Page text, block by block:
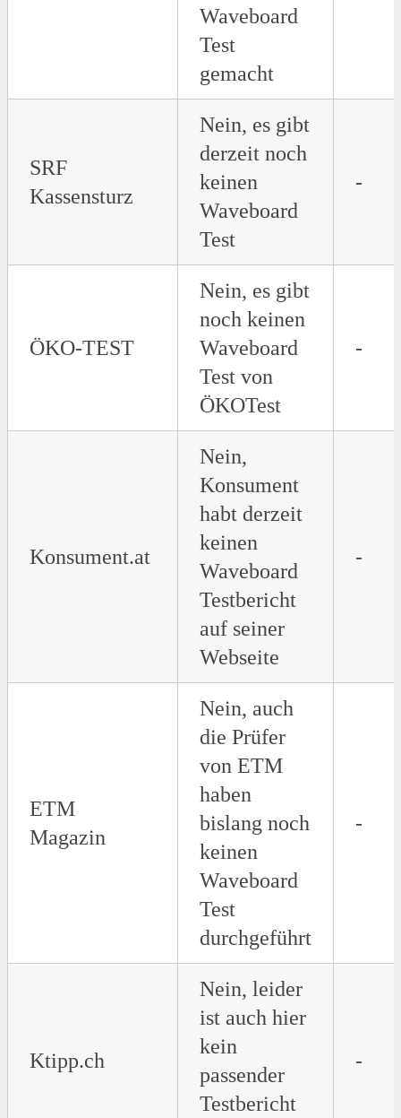
Waveboard
Test
gemacht
SRF
Kassensturz
Nein, es gibt
derzeit noch
keinen
Waveboard
Test
-
ÖKO-TEST
Nein, es gibt
noch keinen
Waveboard
Test von
ÖKOTest
-
Konsument.at
Nein,
Konsument
habt derzeit
keinen
Waveboard
Testbericht
auf seiner
Webseite
-
ETM
Magazin
Nein, auch
die Prüfer
von ETM
haben
bislang noch
keinen
Waveboard
Test
durchgeführt
-
Ktipp.ch
Nein, leider
ist auch hier
kein
passender
Testbericht
-